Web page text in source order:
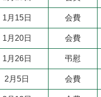
1月15日 会費
1月20日 会費
1月26日 弔慰
2月5日 会費